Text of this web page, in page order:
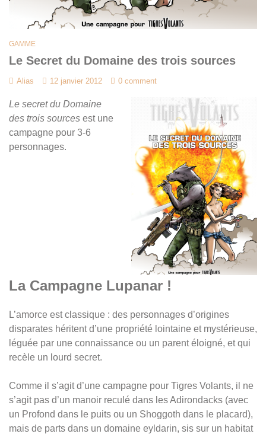
GAMME
Le Secret du Domaine des trois sources
Alias 12 janvier 2012 0 comment
Le secret du Domaine
des trois sources est une
campagne pour 3-6
personnages.
La Campagne Lupanar !
L’amorce est classique : des personnages d’origines
disparates héritent d’une propriété lointaine et mystérieuse,
léguée par une connaissance ou un parent éloigné, et qui
recèle un lourd secret.
Comme il s’agit d’une campagne pour Tigres Volants, il ne
s’agit pas d’un manoir reculé dans les Adirondacks (avec
un Profond dans le puits ou un Shoggoth dans le placard),
mais de parts dans un domaine eyldarin, sis sur un habitat